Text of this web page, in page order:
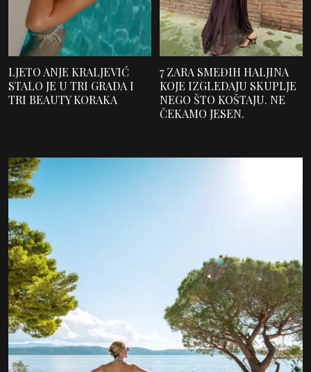
LJETO ANJE KRALJEVIĆ
STALO JE U TRI GRADA I
TRI BEAUTY KORAKA
7 ZARA SMEĐIH HALJINA
KOJE IZGLEDAJU SKUPLJE
NEGO ŠTO KOŠTAJU. NE
ČEKAMO JESEN.